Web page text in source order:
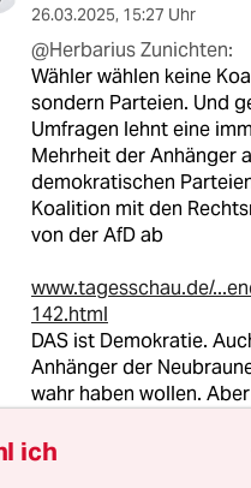
26.03.2025, 15:27 Uhr
@Herbarius Zunichten:
Wähler wählen keine
sondern Parteien. Und
Umfragen lehnt eine
Mehrheit der Anhänger
demokratischen
Koalition mit den
von der AfD ab
www.tagesschau.de/
142.html
DAS ist Demokratie.
Anhänger der
wahr haben wollen.
leben, gell?
ich